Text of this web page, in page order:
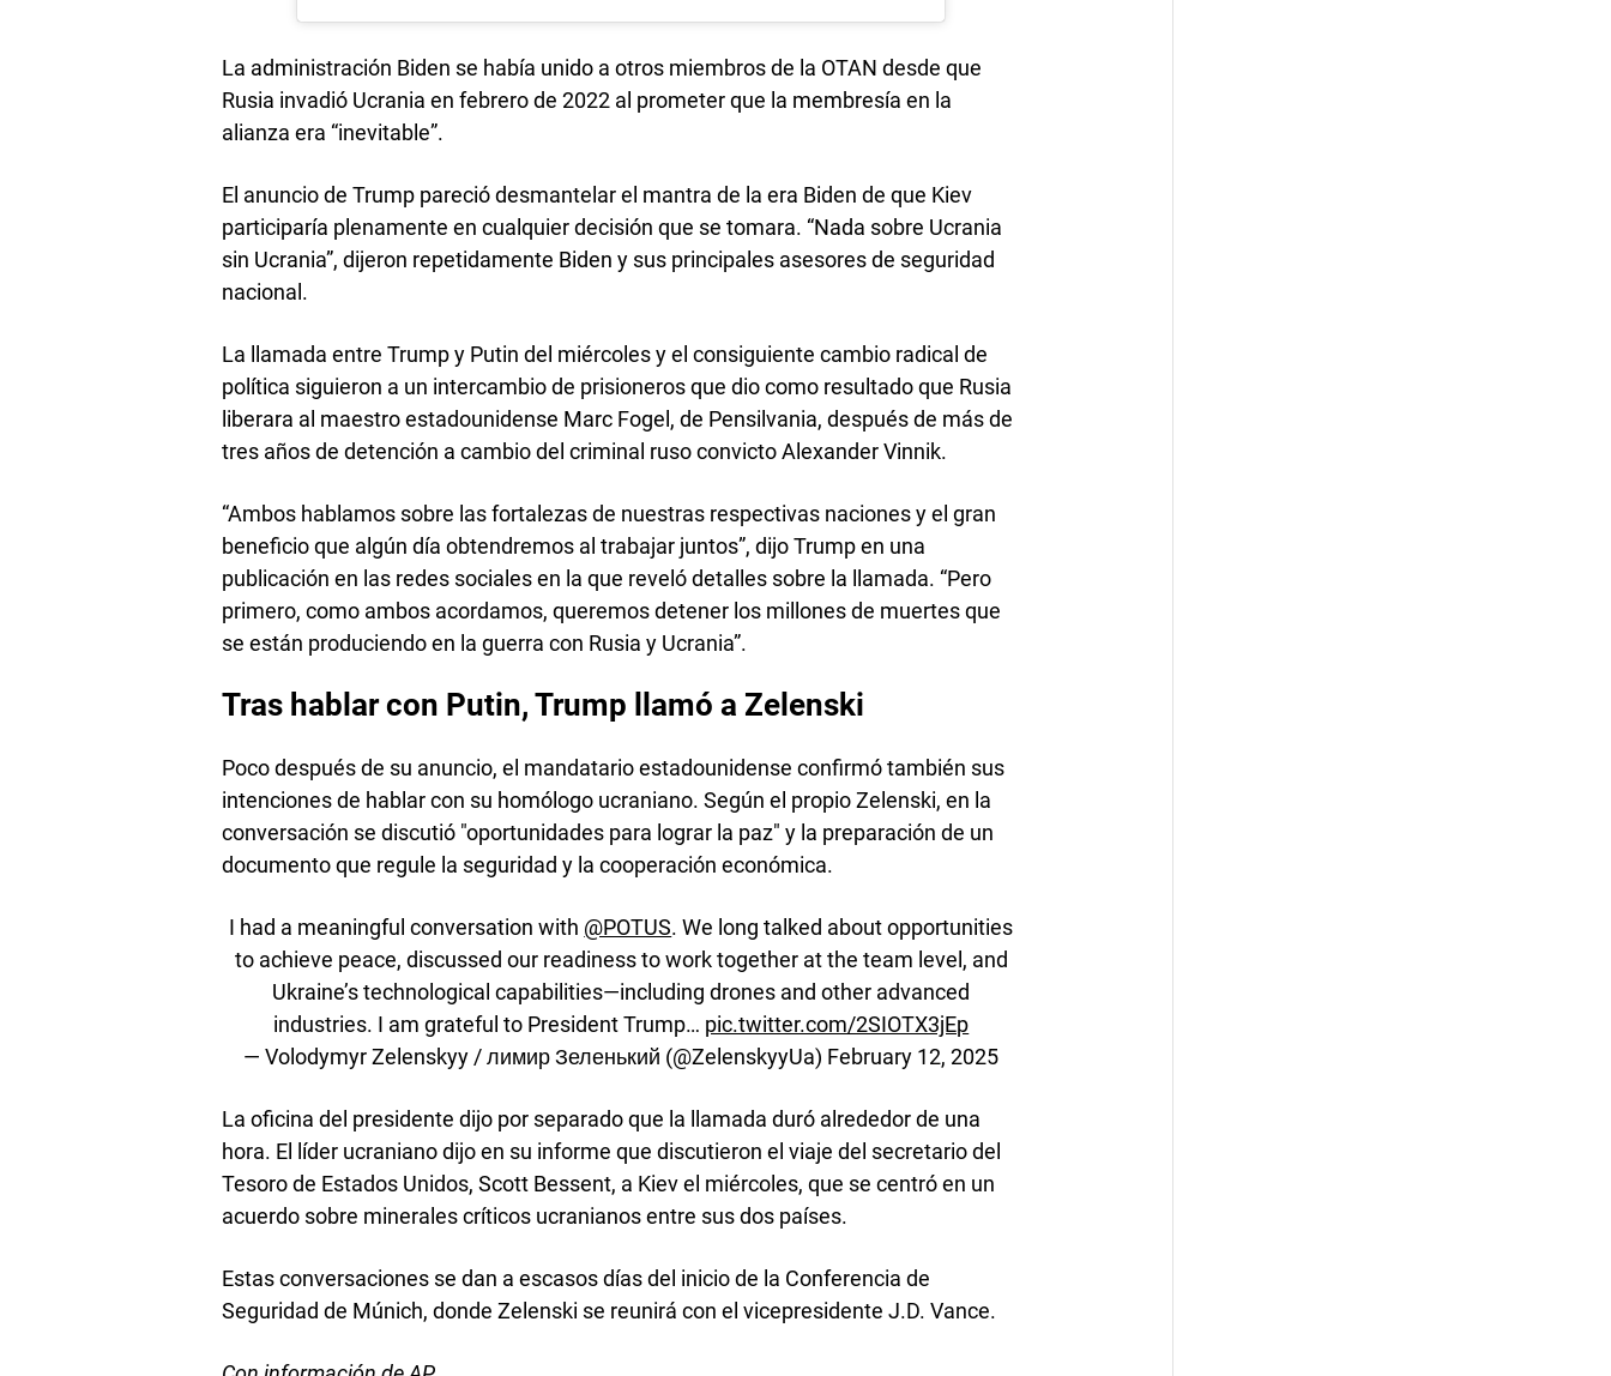
La administración Biden se había unido a otros miembros de la OTAN desde que
Rusia invadió Ucrania en febrero de 2022 al prometer que la membresía en la
alianza era “inevitable”.
El anuncio de Trump pareció desmantelar el mantra de la era Biden de que Kiev
participaría plenamente en cualquier decisión que se tomara. “Nada sobre Ucrania
sin Ucrania”, dijeron repetidamente Biden y sus principales asesores de seguridad
nacional.
La llamada entre Trump y Putin del miércoles y el consiguiente cambio radical de
política siguieron a un intercambio de prisioneros que dio como resultado que Rusia
liberara al maestro estadounidense Marc Fogel, de Pensilvania, después de más de
tres años de detención a cambio del criminal ruso convicto Alexander Vinnik.
“Ambos hablamos sobre las fortalezas de nuestras respectivas naciones y el gran
beneficio que algún día obtendremos al trabajar juntos”, dijo Trump en una
publicación en las redes sociales en la que reveló detalles sobre la llamada. “Pero
primero, como ambos acordamos, queremos detener los millones de muertes que
se están produciendo en la guerra con Rusia y Ucrania”.
Tras hablar con Putin, Trump llamó a Zelenski
Poco después de su anuncio, el mandatario estadounidense confirmó también sus
intenciones de hablar con su homólogo ucraniano. Según el propio Zelenski, en la
conversación se discutió "oportunidades para lograr la paz" y la preparación de un
documento que regule la seguridad y la cooperación económica.
I had a meaningful conversation with @POTUS. We long talked about opportunities
to achieve peace, discussed our readiness to work together at the team level, and
Ukraine’s technological capabilities—including drones and other advanced
industries. I am grateful to President Trump… pic.twitter.com/2SIOTX3jEp
— Volodymyr Zelenskyy / лимир Зеленький (@ZelenskyyUa) February 12, 2025
La oficina del presidente dijo por separado que la llamada duró alrededor de una
hora. El líder ucraniano dijo en su informe que discutieron el viaje del secretario del
Tesoro de Estados Unidos, Scott Bessent, a Kiev el miércoles, que se centró en un
acuerdo sobre minerales críticos ucranianos entre sus dos países.
Estas conversaciones se dan a escasos días del inicio de la Conferencia de
Seguridad de Múnich, donde Zelenski se reunirá con el vicepresidente J.D. Vance.